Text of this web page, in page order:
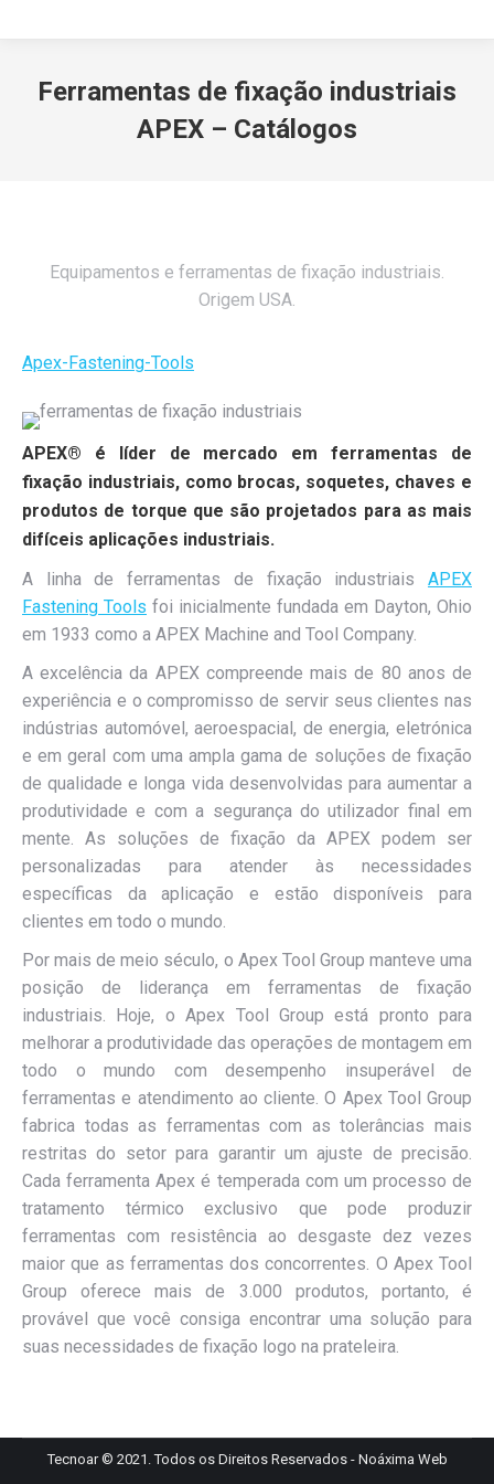
Ferramentas de fixação industriais
APEX – Catálogos
Equipamentos e ferramentas de fixação industriais.
Origem USA.
Apex-Fastening-Tools
APEX® é líder de mercado em ferramentas de
fixação industriais, como brocas, soquetes, chaves e
produtos de torque que são projetados para as mais
difíceis aplicações industriais.
A linha de ferramentas de fixação industriais APEX
Fastening Tools foi inicialmente fundada em Dayton, Ohio
em 1933 como a APEX Machine and Tool Company.
A excelência da APEX compreende mais de 80 anos de
experiência e o compromisso de servir seus clientes nas
indústrias automóvel, aeroespacial, de energia, eletrónica
e em geral com uma ampla gama de soluções de fixação
de qualidade e longa vida desenvolvidas para aumentar a
produtividade e com a segurança do utilizador final em
mente. As soluções de fixação da APEX podem ser
personalizadas para atender às necessidades
específicas da aplicação e estão disponíveis para
clientes em todo o mundo.
Por mais de meio século, o Apex Tool Group manteve uma
posição de liderança em ferramentas de fixação
industriais. Hoje, o Apex Tool Group está pronto para
melhorar a produtividade das operações de montagem em
todo o mundo com desempenho insuperável de
ferramentas e atendimento ao cliente. O Apex Tool Group
fabrica todas as ferramentas com as tolerâncias mais
restritas do setor para garantir um ajuste de precisão.
Cada ferramenta Apex é temperada com um processo de
tratamento térmico exclusivo que pode produzir
ferramentas com resistência ao desgaste dez vezes
maior que as ferramentas dos concorrentes. O Apex Tool
Group oferece mais de 3.000 produtos, portanto, é
provável que você consiga encontrar uma solução para
suas necessidades de fixação logo na prateleira.
Tecnoar © 2021. Todos os Direitos Reservados - Noáxima Web